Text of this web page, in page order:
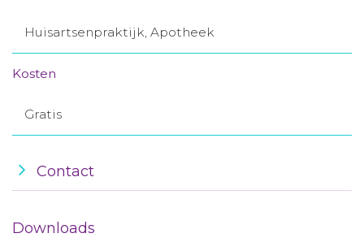
Huisartsenpraktijk, Apotheek
Kosten
Gratis
Contact
Downloads